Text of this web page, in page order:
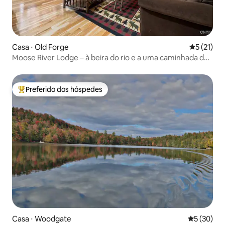
Casa ⋅ Old Forge 5 de uma
5 (21)
Moose River Lodge – à beira do rio e a uma caminhada da
Entre os melhores preferidos dos hóspedes
Preferido dos hóspedes
Casa ⋅ Woodgate 5 de uma
5 (30)